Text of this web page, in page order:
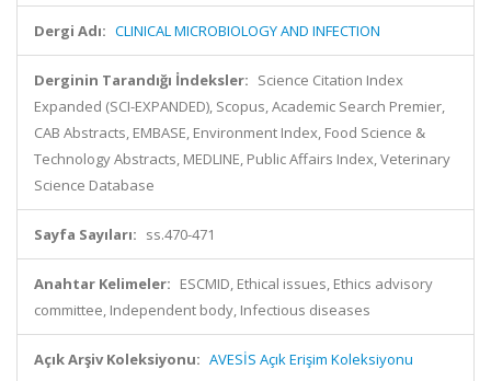
Dergi Adı: CLINICAL MICROBIOLOGY AND INFECTION
Derginin Tarandığı İndeksler: Science Citation Index
Expanded (SCI-EXPANDED), Scopus, Academic Search Premier,
CAB Abstracts, EMBASE, Environment Index, Food Science &
Technology Abstracts, MEDLINE, Public Affairs Index, Veterinary
Science Database
Sayfa Sayıları: ss.470-471
Anahtar Kelimeler: ESCMID, Ethical issues, Ethics advisory
committee, Independent body, Infectious diseases
Açık Arşiv Koleksiyonu: AVESİS Açık Erişim Koleksiyonu